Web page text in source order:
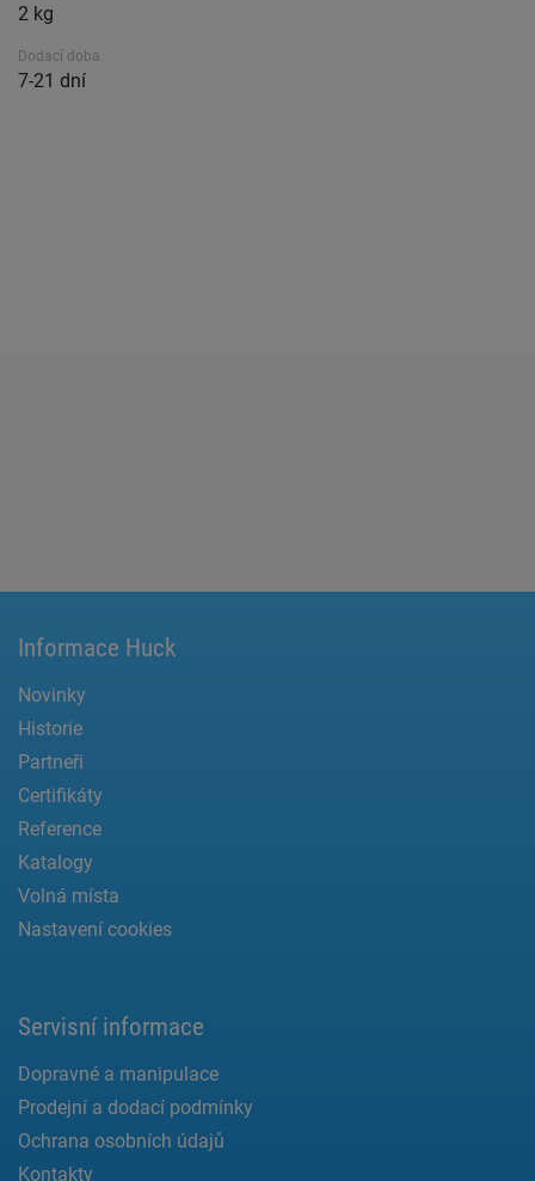
2 kg
Dodací doba.
7-21 dní
Informace Huck
Novinky
Historie
Partneři
Certifikáty
Reference
Katalogy
Volná místa
Nastavení cookies
Servisní informace
Dopravné a manipulace
Prodejní a dodací podmínky
Ochrana osobních údajů
Kontakty